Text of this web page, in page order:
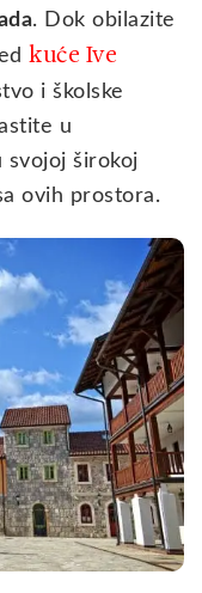
. Dok obilazite
kuće Ive
i školske
u
svojoj širokoj
ovih prostora.